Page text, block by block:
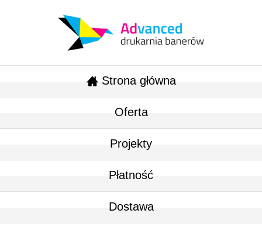
Strona główna
Oferta
Projekty
Płatność
Dostawa